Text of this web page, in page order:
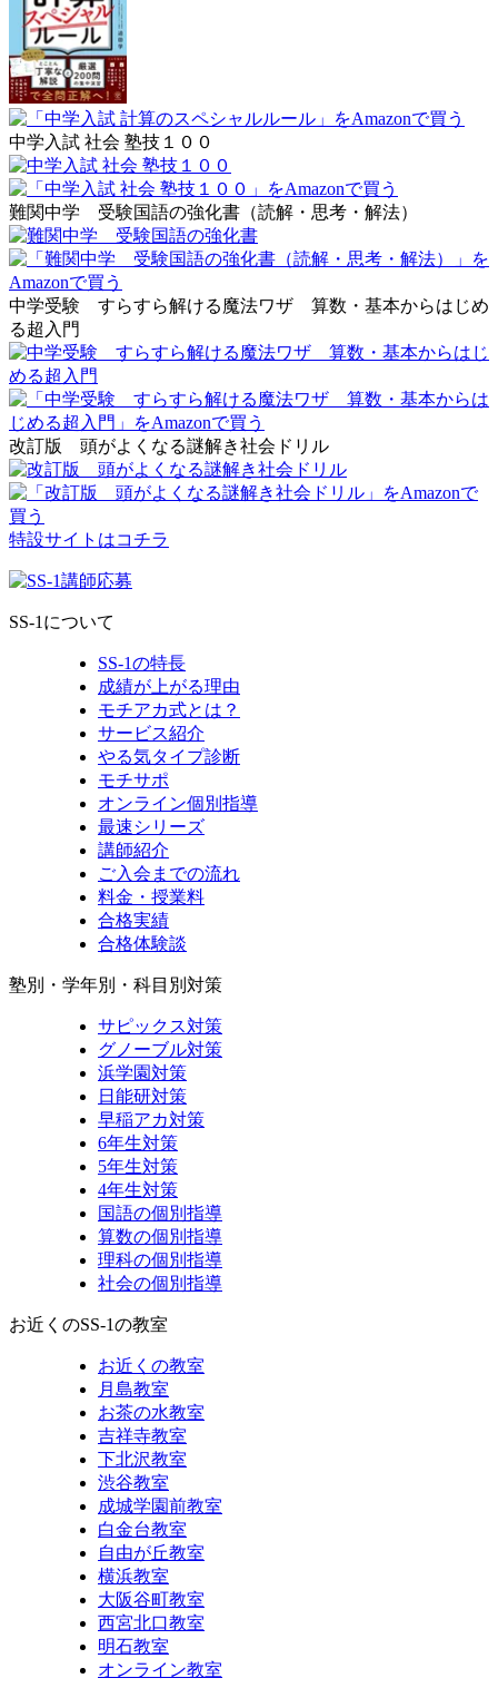
中学入試 社会 塾技１００
難関中学 受験国語の強化書（読解・思考・解法）
中学受験 すらすら解ける魔法ワザ 算数・基本からはじめ
る超入門
改訂版 頭がよくなる謎解き社会ドリル
特設サイトはコチラ
SS-1について
SS-1の特長
成績が上がる理由
モチアカ式とは？
サービス紹介
やる気タイプ診断
モチサポ
オンライン個別指導
最速シリーズ
講師紹介
ご入会までの流れ
料金・授業料
合格実績
合格体験談
塾別・学年別・科目別対策
サピックス対策
グノーブル対策
浜学園対策
日能研対策
早稲アカ対策
6年生対策
5年生対策
4年生対策
国語の個別指導
算数の個別指導
理科の個別指導
社会の個別指導
お近くのSS-1の教室
お近くの教室
月島教室
お茶の水教室
吉祥寺教室
下北沢教室
渋谷教室
成城学園前教室
白金台教室
自由が丘教室
横浜教室
大阪谷町教室
西宮北口教室
明石教室
オンライン教室